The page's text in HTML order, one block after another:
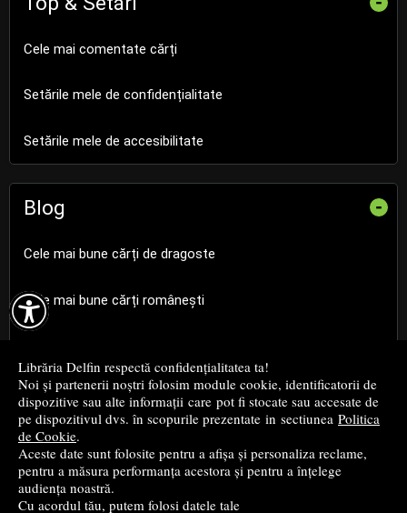

Librăria Delfin respectă confidențialitatea ta!
Noi și partenerii noștri folosim module cookie, identificatorii de
dispozitive sau alte informații care pot fi stocate sau accesate de
pe dispozitivul dvs. în scopurile prezentate in sectiunea Politica
de Cookie.
Aceste date sunt folosite pentru a afișa și personaliza reclame,
pentru a măsura performanța acestora și pentru a înțelege
audiența noastră.
Cu acordul tău, putem folosi datele tale
Cele mai comentate cărți
Setările mele de confidențialitate
Setările mele de accesibilitate
Blog -
Cele mai bune cărți de dragoste
Cele mai bune cărți românești
Cele mai bune cărți de istorie
Top cărți beletristică
...toate știrile